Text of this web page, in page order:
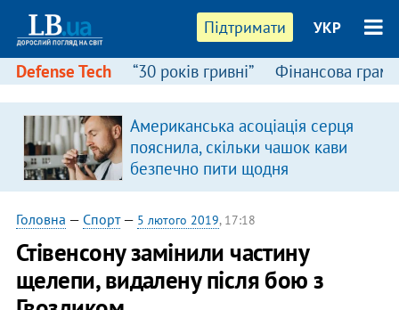
Підтримати УКР
Defense Tech “30 років гривні” Фінансова
Американська асоціація серця
пояснила, скільки чашок кави
безпечно пити щодня
Головна — Спорт— 5 лютого 2019, 17:18
Стівенсону замінили частину
щелепи, видалену після бою з